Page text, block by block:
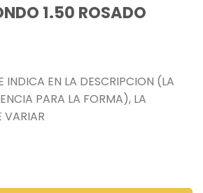
1.50 ROSADO
INDICA EN LA DESCRIPCION (LA
PARA LA FORMA), LA
VARIAR
ROSADO cantidad